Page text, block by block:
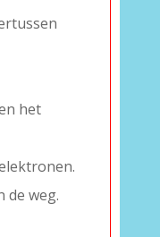
het
de weg.